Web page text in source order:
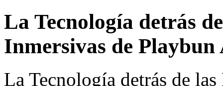
La Tecnología detrás
Inmersivas de Playbun
La Tecnología detrás de